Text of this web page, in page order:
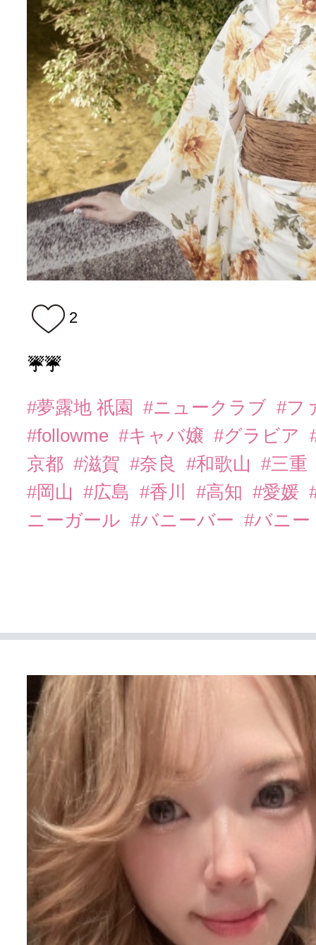
2
☔️☔️
#夢露地 祇園 #ニュークラブ #フ
#followme #キャバ嬢 #グラビア
京都 #滋賀 #奈良 #和歌山
#三重
#岡山
#広島 #香川 #高知 #愛媛
ニーガール #バニーバー #バニー